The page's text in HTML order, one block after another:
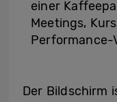
einer
Meetings,
Performance-
Der Bildschirm